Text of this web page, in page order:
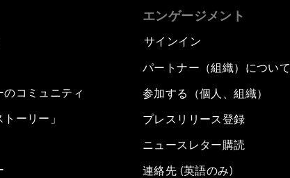
コミュニティ
ーリー」
エンゲージメント
サインイン
パートナー（組織）について
参加する（個人、組織）
プレスリリース登録
ニュースレター購読
連絡先 (英語のみ)